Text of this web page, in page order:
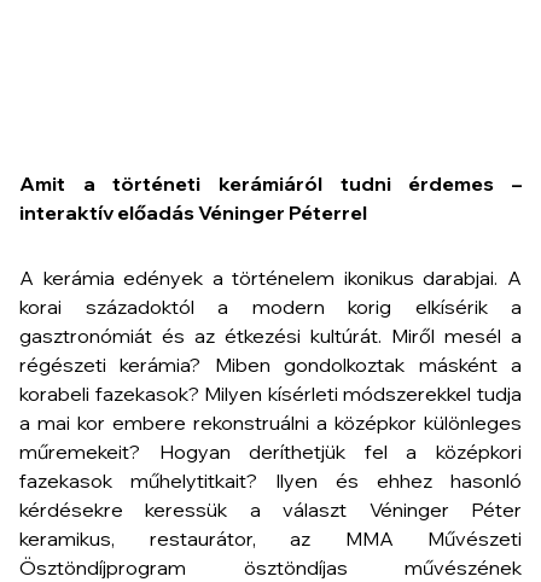
Amit a történeti kerámiáról tudni érdemes –
interaktív előadás Véninger Péterrel
A kerámia edények a történelem ikonikus darabjai. A
korai századoktól a modern korig elkísérik a
gasztronómiát és az étkezési kultúrát. Miről mesél a
régészeti kerámia? Miben gondolkoztak másként a
korabeli fazekasok? Milyen kísérleti módszerekkel tudja
a mai kor embere rekonstruálni a középkor különleges
műremekeit? Hogyan deríthetjük fel a középkori
fazekasok műhelytitkait? Ilyen és ehhez hasonló
kérdésekre keressük a választ Véninger Péter
keramikus, restaurátor, az MMA Művészeti
Ösztöndíjprogram ösztöndíjas művészének